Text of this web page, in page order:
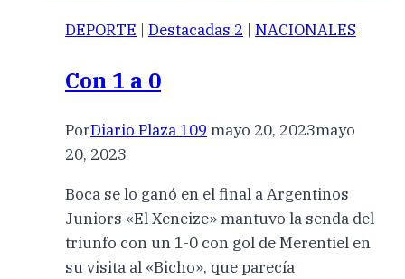
DEPORTE | Destacadas 2 | NACIONALES
Con 1 a 0
PorDiario Plaza 109 mayo 20, 2023mayo
20, 2023
Boca se lo ganó en el final a Argentinos
Juniors «El Xeneize» mantuvo la senda del
triunfo con un 1-0 con gol de Merentiel en
su visita al «Bicho», que parecía